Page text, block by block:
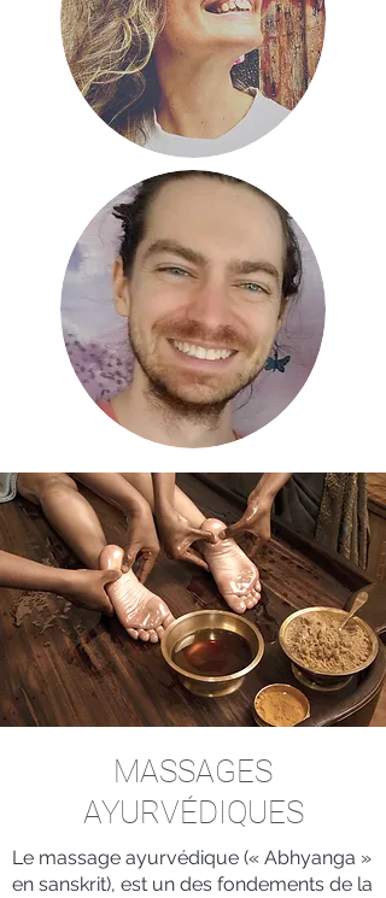
MASSAGES
AYURVÉDIQUES
Le massage ayurvédique (« Abhyanga »
en sanskrit), est un des fondements de la